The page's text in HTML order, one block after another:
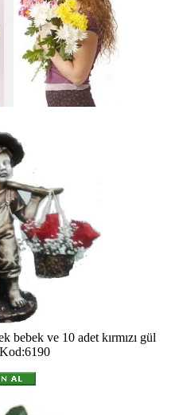
bebek ve 10 adet kırmızı gül